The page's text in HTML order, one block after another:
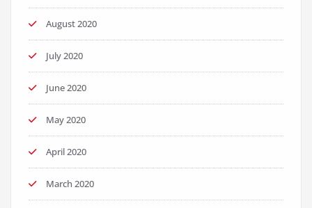
August 2020
July 2020
June 2020
May 2020
April 2020
March 2020